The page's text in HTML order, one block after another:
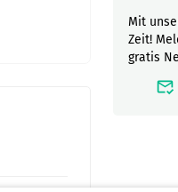
Mit
Zeit!
gratis
mark_email_read